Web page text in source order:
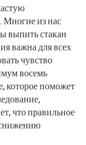
Многие из нас
выпить стакан
важна для всех
чувство
восемь
которое поможет
что правильное